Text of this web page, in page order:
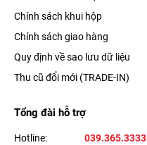
Chính sách khui hộp
Chính sách giao hàng
Quy định về sao lưu dữ liệu
Thu cũ đổi mới (TRADE-IN)
Tổng đài hỗ trợ
Hotline: 039.365.3333